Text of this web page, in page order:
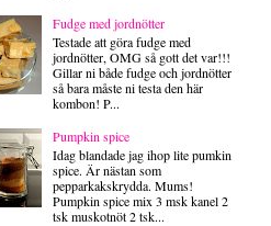
Fudge med jordnötter
Testade att göra fudge med
jordnötter, OMG så gott det var!!!
Gillar ni både fudge och jordnötter
så bara måste ni testa den här
kombon! P...
Pumpkin spice
Idag blandade jag ihop lite pumkin
spice. Är nästan som
pepparkakskrydda. Mums!
Pumpkin spice mix 3 msk kanel 2
tsk muskotnöt 2 tsk...